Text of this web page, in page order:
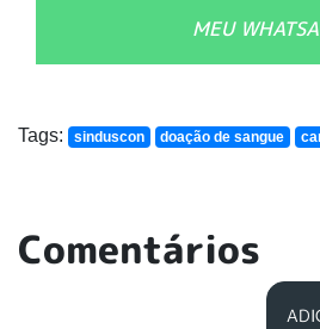
MEU
Tags: sinduscon doação de sangue
Comentários